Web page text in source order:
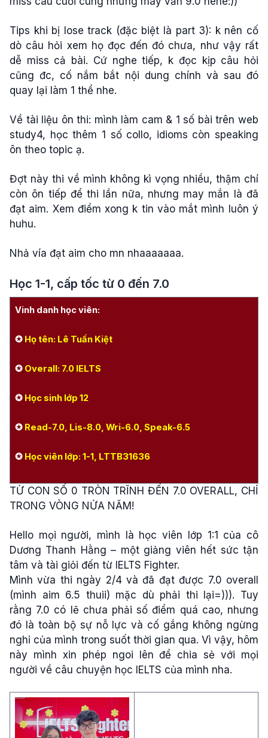
Tips khi bị lose track (đặc biệt là part 3): k nên cố
dò câu hỏi xem họ đọc đến đó chưa, như vậy rất
dễ miss cả bài. Cứ nghe tiếp, k đọc kịp câu hỏi
cũng đc, cố nắm bắt nội dung chính và sau đó
quay lại làm 1 thể nhe.
Về tài liệu ôn thi: mình làm cam & 1 số bài trên web
study4, học thêm 1 số collo, idioms còn speaking
ôn theo topic ạ.
Đợt này thi về mình không kì vọng nhiều, thậm chí
còn ôn tiếp để thi lần nữa, nhưng may mắn là đã
đạt aim. Xem điểm xong k tin vào mắt mình luôn ý
huhu.
Nhả vía đạt aim cho mn nhaaaaaaa.
Học 1-1, cấp tốc từ 0 đến 7.0
Vinh danh học viên:
✪ Họ tên: Lê Tuấn Kiệt
✪ Overall: 7.0 IELTS
✪ Học sinh lớp 12
✪ Read-7.0, Lis-8.0, Wri-6.0, Speak-6.5
✪ Học viên lớp: 1-1, LTTB31636
TỪ CON SỐ 0 TRÒN TRĨNH ĐẾN 7.0 OVERALL, CHỈ
TRONG VÒNG NỬA NĂM!
Hello mọi người, mình là học viên lớp 1:1 của cô
Dương Thanh Hằng – một giảng viên hết sức tận
tâm và tài giỏi đến từ IELTS Fighter.
Mình vừa thi ngày 2/4 và đã đạt được 7.0 overall
(mình aim 6.5 thuii) mặc dù phải thi lại=))). Tuy
rằng 7.0 có lẽ chưa phải số điểm quá cao, nhưng
đó là toàn bộ sự nỗ lực và cố gắng không ngừng
nghỉ của mình trong suốt thời gian qua. Vì vậy, hôm
này mình xin phép ngoi lên để chia sẻ với mọi
người về câu chuyện học IELTS của mình nha.